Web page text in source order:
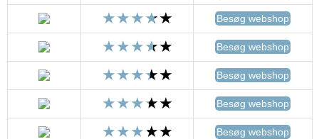
Besøg webshop
Besøg webshop
Besøg webshop
Besøg webshop
Besøg webshop